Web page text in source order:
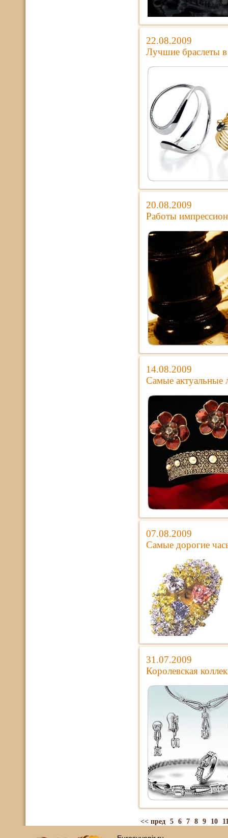
22.08.2009
Лучшие браслеты
20.08.2009
Работы
14.08.2009
Самые актуальные
07.08.2009
Самые дорогие
31.07.2009
Королевская
<< пред 5 6 7 8 9 10